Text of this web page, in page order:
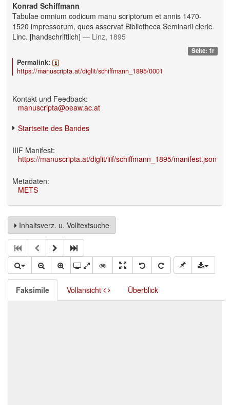
Konrad Schiffmann
Tabulae omnium codicum manu scriptorum et annis 1470-
1520 impressorum, quos asservat Bibliotheca Seminarii cleric.
Linc. [handschriftlich] — Linz, 1895
Seite: 1r
Permalink:
https://manuscripta.at/diglit/schiffmann_1895/0001
Kontakt und Feedback:
manuscripta@oeaw.ac.at
Startseite des Bandes
IIIF Manifest:
https://manuscripta.at/diglit/iiif/schiffmann_1895/manifest.json
Metadaten:
METS
Inhaltsverz. u. Volltextsuche
Faksimile Vollansicht Überblick